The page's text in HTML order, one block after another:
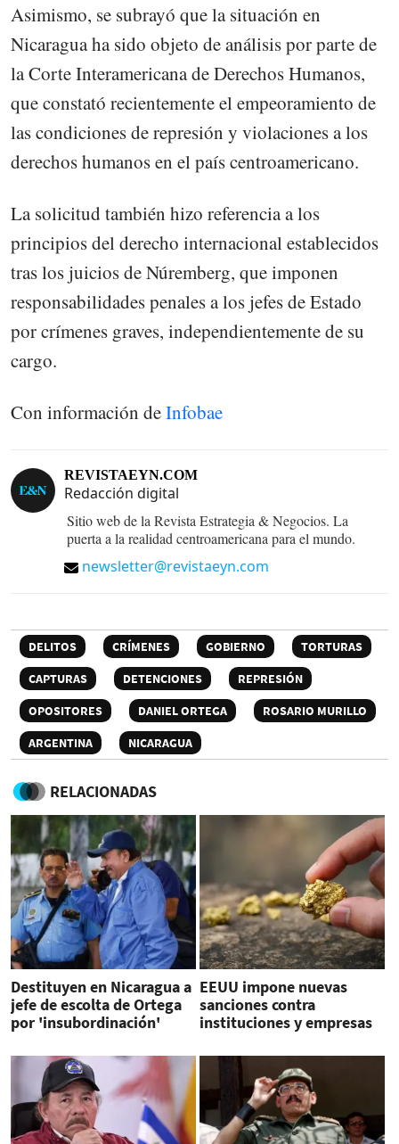
Asimismo, se subrayó que la situación en
Nicaragua ha sido objeto de análisis por parte de
la Corte Interamericana de Derechos Humanos,
que constató recientemente el empeoramiento de
las condiciones de represión y violaciones a los
derechos humanos en el país centroamericano.
La solicitud también hizo referencia a los
principios del derecho internacional establecidos
tras los juicios de Núremberg, que imponen
responsabilidades penales a los jefes de Estado
por crímenes graves, independientemente de su
cargo.
Con información deInfobae
REVISTAEYN.COM
Redacción digital
Sitio web de la Revista Estrategia & Negocios. La
puerta a la realidad centroamericana para el mundo.
newsletter@revistaeyn.com
DELITOS CRÍMENES GOBIERNO
TORTURAS
CAPTURAS
DETENCIONES
REPRESIÓN
OPOSITORES
DANIEL ORTEGA
ROSARIO MURILLO
ARGENTINA
NICARAGUA
RELACIONADAS
Destituyen en Nicaragua a
jefe de escolta de Ortega
por 'insubordinación'
EEUU impone nuevas
sanciones contra
instituciones y empresas